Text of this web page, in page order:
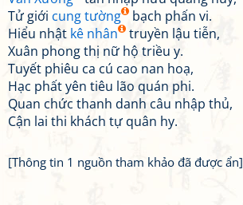
Tử giới cung tường
bạch phấn vi.
Hiểu nhật kê nhân
truyền lậu tiễn,
Xuân phong thị nữ hộ triều y.
Tuyết phiêu ca cú cao nan hoạ,
Hạc phất yên tiêu lão quán phi.
Quan chức thanh danh câu nhập thủ,
Cận lai thi khách tự quân hy.
[Thông tin 1 nguồn tham khảo đã được ẩn]